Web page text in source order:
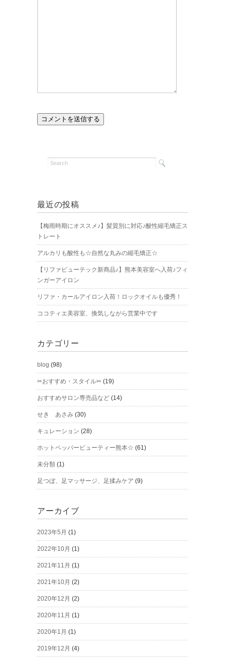
最近の投稿
【梅雨時期にオススメ♪】髪質別に対応♪酸性縮毛矯正ス
トレート
アルカリも酸性も☆自然な丸みの縮毛矯正☆
【リファビューテック新商品♪】熊本美容室へ入荷♪フィ
ンガーアイロン
リファ・カールアイロン入荷！ロックオイルも優秀！
ココティエ美容室、換気しながら営業中です
カテゴリー
blog (98)
✂おすすめ・スタイル✂ (19)
おすすめサロン専売品など (14)
せき あさみ (30)
キュレーション (28)
ホットペッパービューティー熊本☆ (61)
未分類 (1)
足つぼ、足マッサージ、足揉みケア (9)
アーカイブ
2023年5月 (1)
2022年10月 (1)
2021年11月 (1)
2021年10月 (2)
2020年12月 (2)
2020年11月 (1)
2020年1月 (1)
2019年12月 (4)